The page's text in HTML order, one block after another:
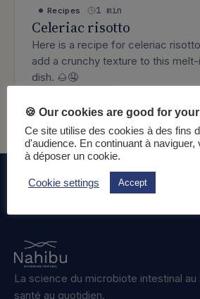
Recipes 1 min
Celeriac risotto
Here is a recipe for celeriac
add a crunchy texture to this
dish. 🌰🤤
La science du microbiote intestinal
santé au quotidien.
🍪 Our cookies are good for
Ce site utilise des cookies à des fins
d'audience. En continuant à naviguer,
à déposer un cookie.
Cookie settings Accept